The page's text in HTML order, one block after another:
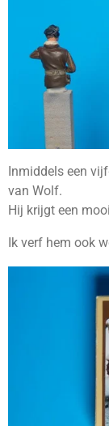
Inmiddels een
van Wolf.
Hij krijgt een
Ik verf hem ook